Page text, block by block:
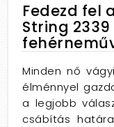
Fedezd fel
String
Minden nő
élménnyel
a legjobb
csábítás